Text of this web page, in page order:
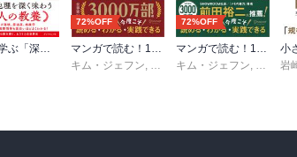
地図で学ぶ「深読み」世界史
72%OFF
マンガで読む！14歳からのカーネギー「人を動かす」下
キム・ジェフン, デール・カーネギー・東京・
72%OFF
マンガで読む！14歳からのカーネギー「人を動かす」上
キム・ジェフン, デール岩